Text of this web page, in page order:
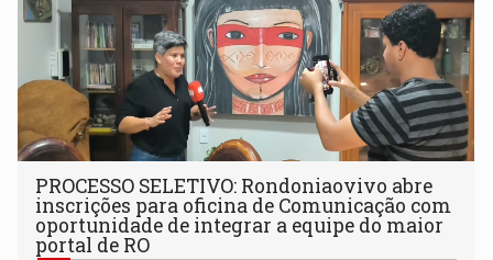
PROCESSO SELETIVO: Rondoniaovivo abre
inscrições para oficina de Comunicação com
oportunidade de integrar a equipe do maior
portal de RO